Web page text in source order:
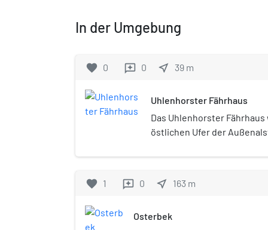
In der Umgebung
favorite 0 reviews 0 near_me 39 m
Uhlenhorster Fährhaus
Das Uhlenhorster Fährhaus
östlichen Ufer der
Zweiten Weltkriegs wurde
favorite 1 reviews 0 near_me 163 m
Osterbek